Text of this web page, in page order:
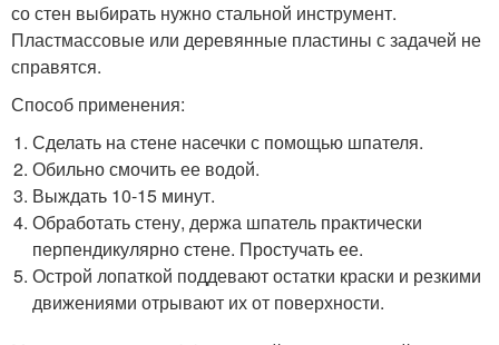
со стен выбирать нужно стальной инструмент.
Пластмассовые или деревянные пластины с задачей не
справятся.
Способ применения:
Сделать на стене насечки с помощью шпателя.
Обильно смочить ее водой.
Выждать 10-15 минут.
Обработать стену, держа шпатель практически
перпендикулярно стене. Простучать ее.
Острой лопаткой поддевают остатки краски и резкими
движениями отрывают их от поверхности.